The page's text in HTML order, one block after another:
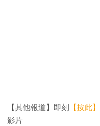
【其他報道】即刻 【按此】
影片